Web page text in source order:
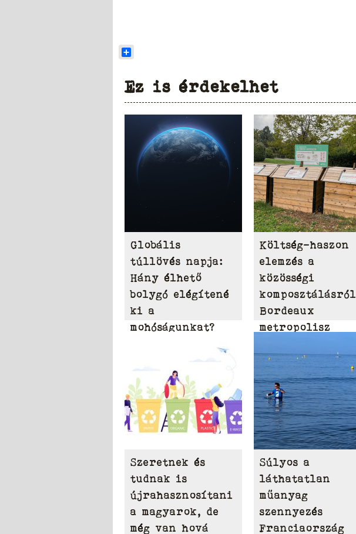
Ez is érdekelhet
Globális
túllövés napja:
Hány élhető
bolygó elégítené
ki a
mohóságunkat?
Költség-haszon
elemzés a
közösségi
komposztálásról
Bordeaux
metropolisz
Szeretnek és
tudnak is
újrahasznosítani
a magyarok, de
még van hová
Súlyos a
láthatatlan
műanyag
szennyezés
Franciaország